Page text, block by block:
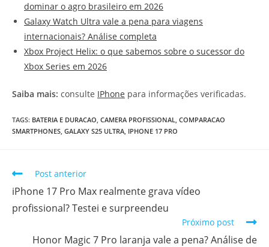
dominar o agro brasileiro em 2026
Galaxy Watch Ultra vale a pena para viagens
internacionais? Análise completa
Xbox Project Helix: o que sabemos sobre o sucessor do
Xbox Series em 2026
Saiba mais: consulte IPhone para informações verificadas.
TAGS: BATERIA E DURACAO, CAMERA PROFISSIONAL, COMPARACAO
SMARTPHONES, GALAXY S25 ULTRA, IPHONE 17 PRO
Post anterior
iPhone 17 Pro Max realmente grava vídeo
profissional? Testei e surpreendeu
Próximo post
Honor Magic 7 Pro laranja vale a pena? Análise de